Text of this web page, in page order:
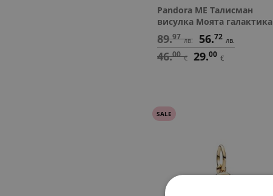
Pandora ME Талисман
висулка Моята галактика
89.97 лв. 56.72 лв.
46.00 € 29.00 €
SALE